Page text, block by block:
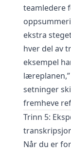
teamledere
ekstra
hver del av
eksempel
setninger
fremheve
Trinn 5:
Når du er